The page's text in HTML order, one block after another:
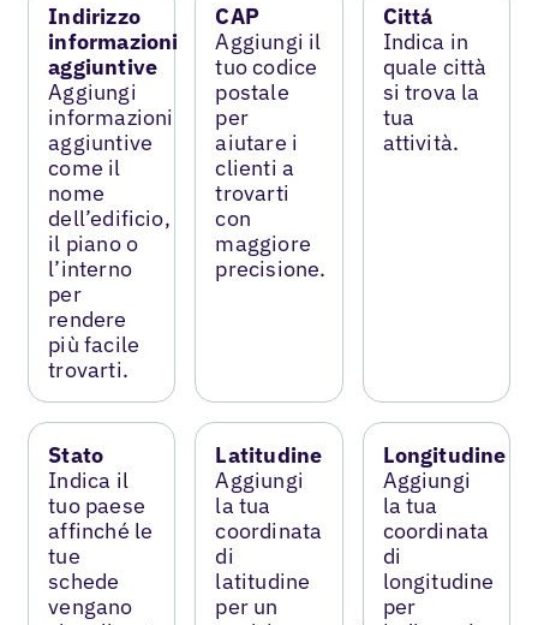
Indirizzo
informazioni
aggiuntive
Aggiungi
informazioni
aggiuntive
come il
nome
dell’edificio,
il piano o
l’interno
per
rendere
più facile
trovarti.
CAP
Aggiungi il
tuo codice
postale
per
aiutare i
clienti a
trovarti
con
maggiore
precisione.
Cittá
Indica in
quale città
si trova la
tua
attività.
Stato
Indica il
tuo paese
affinché le
tue
schede
vengano
Latitudine
Aggiungi
la tua
coordinata
di
latitudine
per un
Longitudine
Aggiungi
la tua
coordinata
di
longitudine
per